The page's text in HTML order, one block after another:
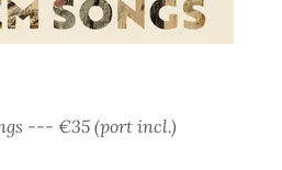
--- €35 (port incl.)